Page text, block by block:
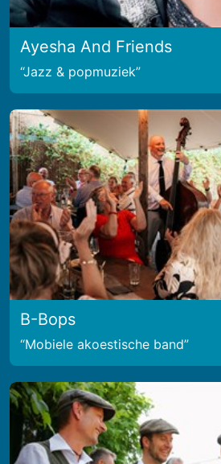
Ayesha And Friends
Jazz & popmuziek
B-Bops
Mobiele akoestische band